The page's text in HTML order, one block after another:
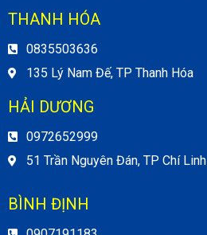
THANH HÓA
0835503636
135 Lý Nam Đế, TP Thanh Hóa
HẢI DƯƠNG
0972652999
51 Trần Nguyên Đán, TP Chí Linh
BÌNH ĐỊNH